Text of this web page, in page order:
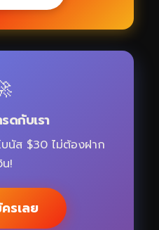
ดกับเรา
นัส $30 ไม่ต้องฝาก
น!
รเลย